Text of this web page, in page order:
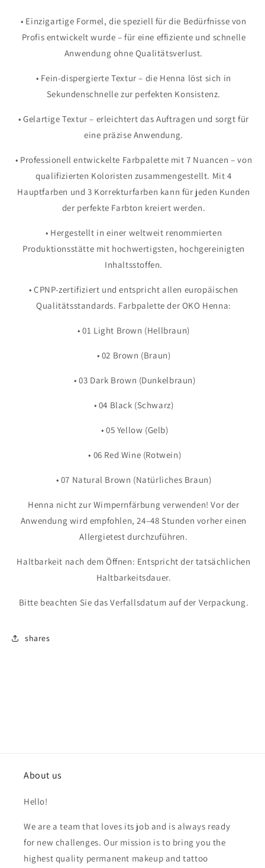
• Einzigartige Formel, die speziell für die Bedürfnisse von
Profis entwickelt wurde – für eine effiziente und schnelle
Anwendung ohne Qualitätsverlust.
• Fein-dispergierte Textur – die Henna löst sich in
Sekundenschnelle zur perfekten Konsistenz.
• Gelartige Textur – erleichtert das Auftragen und sorgt für
eine präzise Anwendung.
• Professionell entwickelte Farbpalette mit 7 Nuancen – von
qualifizierten Koloristen zusammengestellt. Mit 4
Hauptfarben und 3 Korrekturfarben kann für jeden Kunden
der perfekte Farbton kreiert werden.
• Hergestellt in einer weltweit renommierten
Produktionsstätte mit hochwertigsten, hochgereinigten
Inhaltsstoffen.
• CPNP-zertifiziert und entspricht allen europäischen
Qualitätsstandards. Farbpalette der OKO Henna:
• 01 Light Brown (Hellbraun)
• 02 Brown (Braun)
• 03 Dark Brown (Dunkelbraun)
• 04 Black (Schwarz)
• 05 Yellow (Gelb)
• 06 Red Wine (Rotwein)
• 07 Natural Brown (Natürliches Braun)
Henna nicht zur Wimpernfärbung verwenden! Vor der
Anwendung wird empfohlen, 24–48 Stunden vorher einen
Allergietest durchzuführen.
Haltbarkeit nach dem Öffnen: Entspricht der tatsächlichen
Haltbarkeitsdauer.
Bitte beachten Sie das Verfallsdatum auf der Verpackung.
shares
About us
Hello!
We are a team that loves its job and is always ready
for new challenges. Our mission is to bring you the
highest quality permanent makeup and tattoo